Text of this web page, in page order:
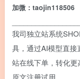
加微：taojin118506
我司独立站系统
具，通过AI模型直
站在线下单，转化
原文注册试用。